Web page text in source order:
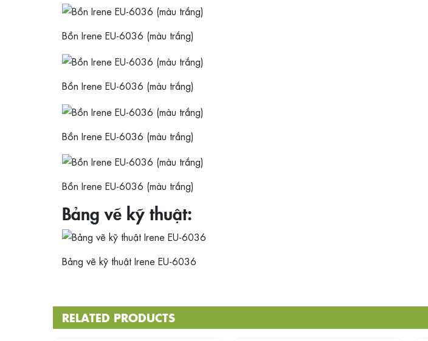
Bồn Irene EU-6036 (màu trắng)
Bồn Irene EU-6036 (màu trắng)
Bồn Irene EU-6036 (màu trắng)
Bồn Irene EU-6036 (màu trắng)
Bảng vẽ kỹ thuật:
Bảng vẽ kỹ thuật Irene EU-6036
RELATED PRODUCTS